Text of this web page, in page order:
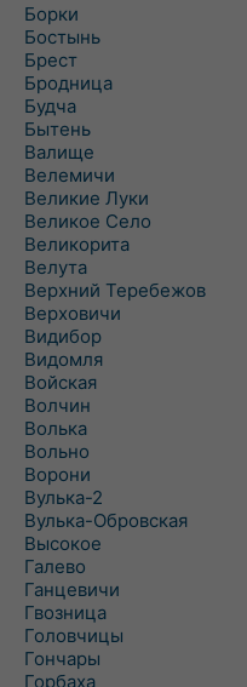
Борки
Бостынь
Брест
Бродница
Будча
Бытень
Валище
Велемичи
Великие Луки
Великое Село
Великорита
Велута
Верхний Теребежов
Верховичи
Видибор
Видомля
Войская
Волчин
Волька
Вольно
Ворони
Вулька-2
Вулька-Обровская
Высокое
Галево
Ганцевичи
Гвозница
Головчицы
Гончары
Горбаха